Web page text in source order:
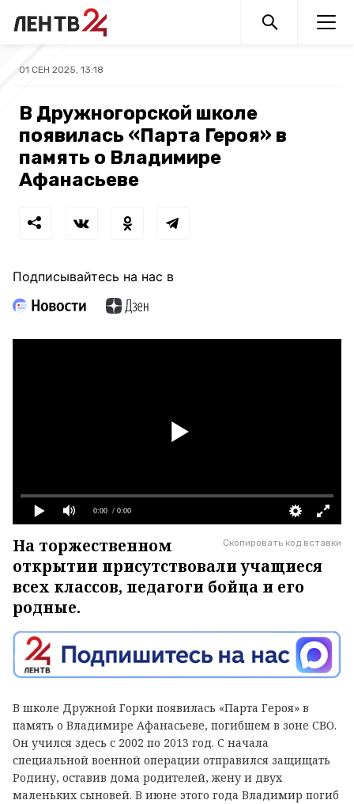
01 СЕН 2025, 13:18
В Дружногорской школе
появилась «Парта Героя» в
память о Владимире
Афанасьеве
Подписывайтесь на нас в
0:00 / 0:00
Скопировать код вставки
На торжественном
открытии присутствовали учащиеся
всех классов, педагоги бойца и его
родные.
В школе Дружной Горки появилась «Парта Героя» в
память о Владимире Афанасьеве, погибшем в зоне СВО.
Он учился здесь с 2002 по 2013 год. С начала
специальной военной операции отправился защищать
Родину, оставив дома родителей, жену и двух
маленьких сыновей. В июне этого года Владимир погиб